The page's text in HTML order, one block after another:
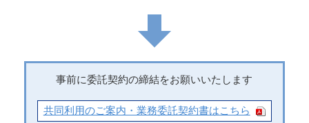
事前に委託契約の締結をお願いいたします
共同利用のご案内・業務委託契約書はこちら